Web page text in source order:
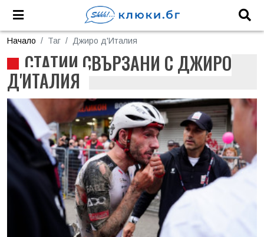
Начало Таг Джиро д'Италия
СТАТИИ СВЪРЗАНИ С ДЖИРО
Д'ИТАЛИЯ